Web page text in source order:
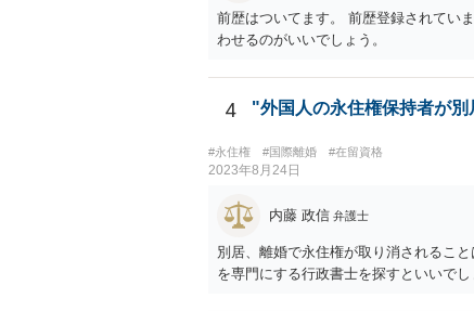
前歴はついてます。 前歴登録されてい
わせるのがいいでしょう。
4 "外国人の永住権保持者が
#永住権 #国際離婚 #在留資格
2023年8月24日
内藤 政信 弁護士
別居、離婚で永住権が取り消されるこ
を専門にする行政書士を探すといいでし